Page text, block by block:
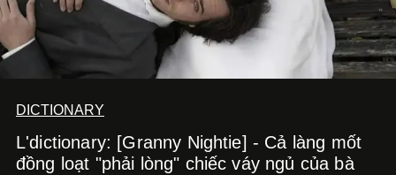
DICTIONARY
L'dictionary: [Granny Nightie] - Cả làng mốt
đồng loạt "phải lòng" chiếc váy ngủ của bà